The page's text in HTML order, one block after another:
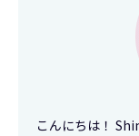
こんにちは！